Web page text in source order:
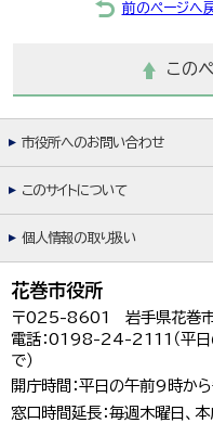
前のページへ
この
市役所へのお問い合わせ
このサイトについて
個人情報の取り扱い
花巻市役所
〒025-8601 岩手県花巻
電話：0198-24-2111（平
で）
開庁時間：平日の午前9時か
窓口時間延長：毎週木曜日、